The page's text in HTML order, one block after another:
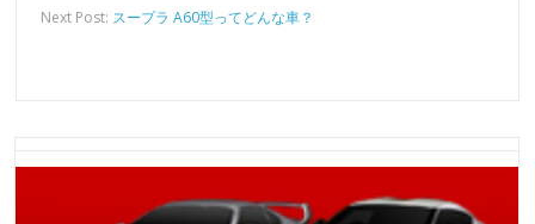
Next Post: スープラ A60型ってどんな車？